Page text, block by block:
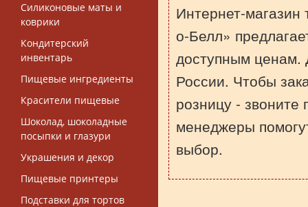
Силиконовые маты и
коврики
Кондитерский
инвентарь
Пищевые ингредиенты
Красители пищевые
Шоколад, шоколадные
посыпки и глазури
Украшения и декор
Пищевые принтеры
Подставки для тортов
Интернет-магазин
о-Белл»
доступным ценам.
России. Чтобы
розницу -
менеджеры
выбор.